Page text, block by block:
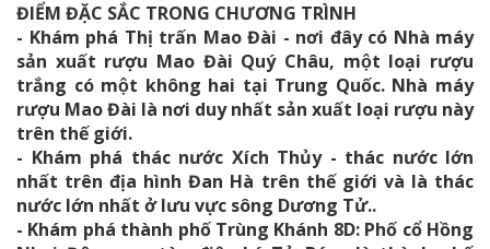
ĐIỂM ĐẶC SẮC TRONG CHƯƠNG TRÌNH
- Khám phá Thị trấn Mao Đài - nơi đây có Nhà máy
sản xuất rượu Mao Đài Quý Châu, một loại rượu
trắng có một không hai tại Trung Quốc. Nhà máy
rượu Mao Đài là nơi duy nhất sản xuất loại rượu này
trên thế giới.
- Khám phá thác nước Xích Thủy - thác nước lớn
nhất trên địa hình Đan Hà trên thế giới và là thác
nước lớn nhất ở lưu vực sông Dương Tử..
- Khám phá thành phố Trùng Khánh 8D: Phố cổ Hồng